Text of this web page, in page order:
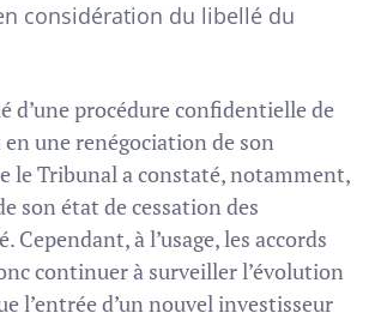
considération du libellé du
d’une procédure confidentielle de
une renégociation de son
le Tribunal a constaté, notamment,
son état de cessation des
à l’usage, les accords
continuer à surveiller l’évolution
l’entrée d’un nouvel investisseur